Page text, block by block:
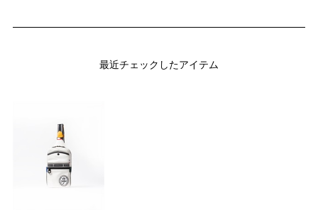
最近チェックしたアイテム